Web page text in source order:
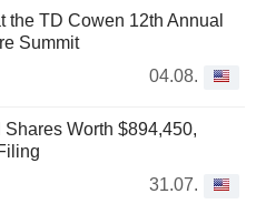
the TD Cowen 12th Annual
Summit
04.08.
Worth $894,450,
31.07.